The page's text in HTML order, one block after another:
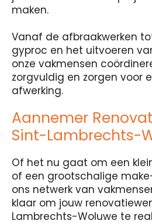
maken.
Vanaf de afbraakwerken
gyproc en het uitvoeren
onze vakmensen
zorgvuldig en zorgen voor
afwerking.
Aannemer
Sint-Lambrechts-
Of het nu gaat om een
of een grootschalige
ons netwerk van
klaar om jouw
Lambrechts-Woluwe te